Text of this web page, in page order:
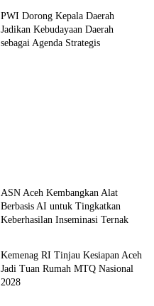
PWI Dorong Kepala Daerah
Jadikan Kebudayaan Daerah
sebagai Agenda Strategis
ASN Aceh Kembangkan Alat
Berbasis AI untuk Tingkatkan
Keberhasilan Inseminasi Ternak
Aceh
Kemenag RI Tinjau Kesiapan Aceh
Jadi Tuan Rumah MTQ Nasional
2028